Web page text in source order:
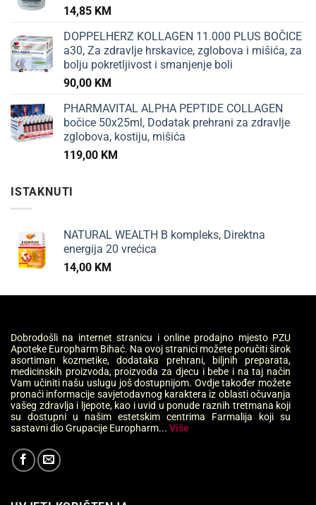
14,85 KM
DOPPELHERZ KOLLAGEN 11.000 PLUS BOČICE
a30, Za zdravlje hrskavice, zglobova i mišića, za
bolju pokretljivost i smanjenje boli
90,00 KM
PHARMAVITAL ALPHA PEPTIDE COLLAGEN
bočice 50x25ml, Dodatak prehrani za zdravlje
zglobova, kostiju, mišića
119,00 KM
ISTAKNUTI
NATURAL WEALTH B kompleks, Direktna
energija 20 vrećica
14,00 KM
Dobrodošli na internet stranicu i online prodajno mjesto PZU
Apoteke Europharm Bihać. Na ovoj stranici možete poručiti širok
asortiman kozmetike, dodataka prehrani, biljnih preparata,
medicinskih proizvoda, proizvoda za djecu i bebe i na taj način
Vam učiniti našu uslugu još dostupnijom. Ovdje također možete
pronaći informacije savjetodavnog karaktera iz oblasti očuvanja
vašeg zdravlja i ljepote, kao i uvid u ponude raznih tretmana koji
su dostupni u našim estetskim centrima Farmalija koji su
sastavni dio Grupacije Europharm... Više